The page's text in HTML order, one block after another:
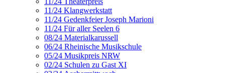
11/24 Klangwerkstatt
11/24 Gedenkfeier Joseph Marioni
11/24 Für aller Seelen 6
08/24 Materialkarussell
06/24 Rheinische Musikschule
05/24 Musikpreis NRW
02/24 Schulen zu Gast XI